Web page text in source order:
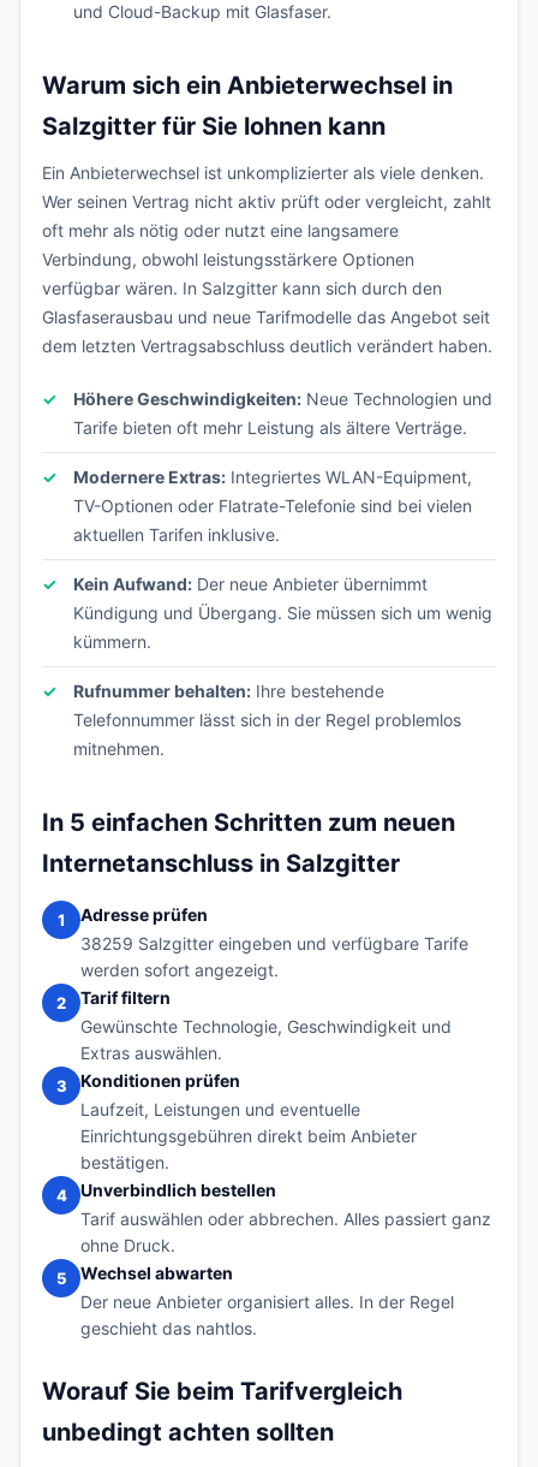
und Cloud-Backup mit Glasfaser.
Warum sich ein Anbieterwechsel in
Salzgitter für Sie lohnen kann
Ein Anbieterwechsel ist unkomplizierter als viele denken.
Wer seinen Vertrag nicht aktiv prüft oder vergleicht, zahlt
oft mehr als nötig oder nutzt eine langsamere
Verbindung, obwohl leistungsstärkere Optionen
verfügbar wären. In Salzgitter kann sich durch den
Glasfaserausbau und neue Tarifmodelle das Angebot seit
dem letzten Vertragsabschluss deutlich verändert haben.
Höhere Geschwindigkeiten: Neue Technologien und
Tarife bieten oft mehr Leistung als ältere Verträge.
Modernere Extras: Integriertes WLAN-Equipment,
TV-Optionen oder Flatrate-Telefonie sind bei vielen
aktuellen Tarifen inklusive.
Kein Aufwand: Der neue Anbieter übernimmt
Kündigung und Übergang. Sie müssen sich um wenig
kümmern.
Rufnummer behalten: Ihre bestehende
Telefonnummer lässt sich in der Regel problemlos
mitnehmen.
In 5 einfachen Schritten zum neuen
Internetanschluss in Salzgitter
1
Adresse prüfen
38259 Salzgitter eingeben und verfügbare Tarife
werden sofort angezeigt.
2
Tarif filtern
Gewünschte Technologie, Geschwindigkeit und
Extras auswählen.
3
Konditionen prüfen
Laufzeit, Leistungen und eventuelle
Einrichtungsgebühren direkt beim Anbieter
bestätigen.
4
Unverbindlich bestellen
Tarif auswählen oder abbrechen. Alles passiert ganz
ohne Druck.
5
Wechsel abwarten
Der neue Anbieter organisiert alles. In der Regel
geschieht das nahtlos.
Worauf Sie beim Tarifvergleich
unbedingt achten sollten